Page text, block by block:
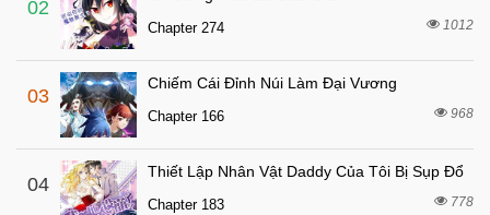
Chapter 56
Chapter 55
Chapter 54
Chapter 53
Chapter 52 7 tháng trước
Chapter 51 7 tháng trước
02
Chapter 274 1012
03
Chiếm Cái Đỉnh Núi Làm Đại Vương
Chapter 166 968
04
Thiết Lập Nhân Vật Daddy Của Tôi Bị Sụp Đổ
Chapter 183 778